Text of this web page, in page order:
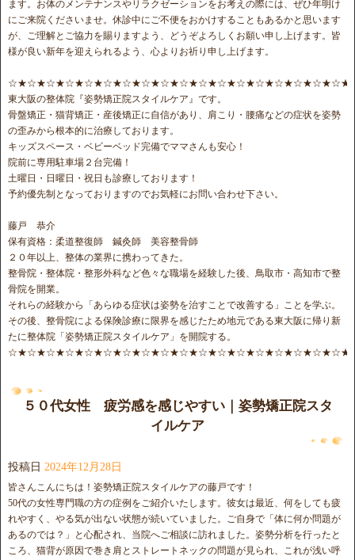
ます。お体のメンテナンスやリラクゼーションをお考えの際には、ぜひ年明け
にご来院くださいませ。休診中にご不便をおかけすることもあるかと思います
が、ご理解とご協力を賜りますよう、どうぞよろしくお願い申し上げます。皆
様が良い新年を迎えられるよう、心よりお祈り申し上げます。
東大阪の整体院『姿勢矯正院スタイルケア』です。
骨盤矯正・猫背矯正・産後矯正に自信があり、肩こり・腰痛などの症状を姿勢
の歪みから根本的に治療しております。
キッズスペース・ベビーベッド完備でママさんも安心！
院前に専用駐車場２台完備！
土曜日・日曜日・祝日も診療しております！
予約優先制となっておりますのでお気軽にお問い合わせ下さい。
藤戸 恭介
保有資格：柔道整復師 鍼灸師 美容整骨師
２０年以上、整体の業界に携わってきた。
整骨院・整体院・整形外科など色々な職場を経験した後、鳥取市・高知市で整
骨院を開業。
それらの経験から「あらゆる症状は姿勢を治すことで改善する」ことを学ぶ。
その後、整骨院による保険診療に限界を感じたため地元である東大阪に帰り新
たに整体院「姿勢矯正院スタイルケア」を開院する。
５０代女性 疲労感を感じやすい｜姿勢矯正院スタ
イルケア
投稿日 2024年12月28日
皆さんこんにちは！姿勢矯正院スタイルケアの藤戸です！
50代の女性専門職の方の症例をご紹介いたします。彼女は最近、何をしても疲
れやすく、やる気が出ない状態が続いていました。ご自身で「体に何か問題が
あるのでは？」と心配され、当院へご相談に訪れました。姿勢分析を行ったと
ころ、猫背が原因で巻き肩とストレートネックの問題が見られ、これが浅い呼